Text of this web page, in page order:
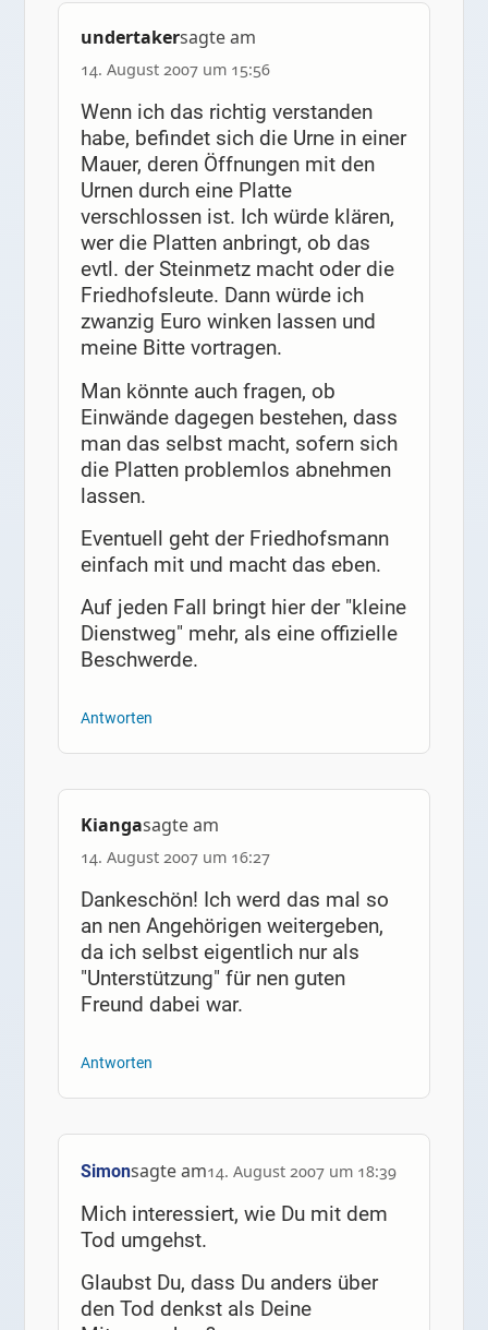
undertakersagte am
14. August 2007 um 15:56
Wenn ich das richtig verstanden
habe, befindet sich die Urne in einer
Mauer, deren Öffnungen mit den
Urnen durch eine Platte
verschlossen ist. Ich würde klären,
wer die Platten anbringt, ob das
evtl. der Steinmetz macht oder die
Friedhofsleute. Dann würde ich
zwanzig Euro winken lassen und
meine Bitte vortragen.
Man könnte auch fragen, ob
Einwände dagegen bestehen, dass
man das selbst macht, sofern sich
die Platten problemlos abnehmen
lassen.
Eventuell geht der Friedhofsmann
einfach mit und macht das eben.
Auf jeden Fall bringt hier der "kleine
Dienstweg" mehr, als eine offizielle
Beschwerde.
Antworten
Kiangasagte am
14. August 2007 um 16:27
Dankeschön! Ich werd das mal so
an nen Angehörigen weitergeben,
da ich selbst eigentlich nur als
"Unterstützung" für nen guten
Freund dabei war.
Antworten
Simonsagte am14. August 2007 um 18:39
Mich interessiert, wie Du mit dem
Tod umgehst.
Glaubst Du, dass Du anders über
den Tod denkst als Deine